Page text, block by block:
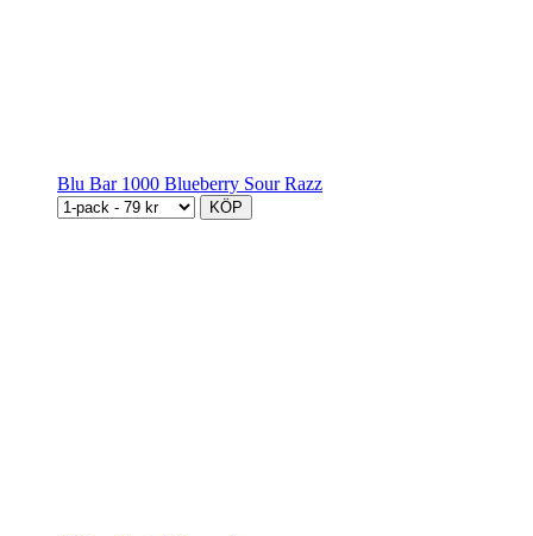
Blu Bar 1000 Blueberry Sour Razz
KÖP